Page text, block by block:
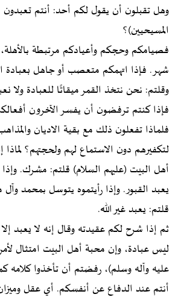
وهل تقبلون أن يقول لكم أحد: أنتم
المسيحيين)؟
فصيامكم وحجكم وأعيادكم مرتبطة
شهر. فإذا اتهمكم متعصب أو جاهل بعبادة
وقلتم: نحن نتخذ القمر ميقاتًا للعبادة ولا
فإذا كنتم ترفضون أن يفسر الآخرون
فلماذا تفعلون ذلك مع بقية الاديان
لتكفيرهم دون الاستماع لهم ولحجتهم؟
أهل البيت (عليهم السلام) قلتم: مشرك. وإذا
يعبد القبور. وإذا رأيتموه يتوسل بمحمد
قلتم: يعبد غير الله.
ثم إذا شرح لكم عقيدته وقال إنه لا يعبد
ليس عبادة، وإن محبة أهل البيت امتثال
عليه وآله وسلم)، رفضتم أن تأخذوا كلامه
أنتم عند الدفاع عن أنفسكم. أي عقل